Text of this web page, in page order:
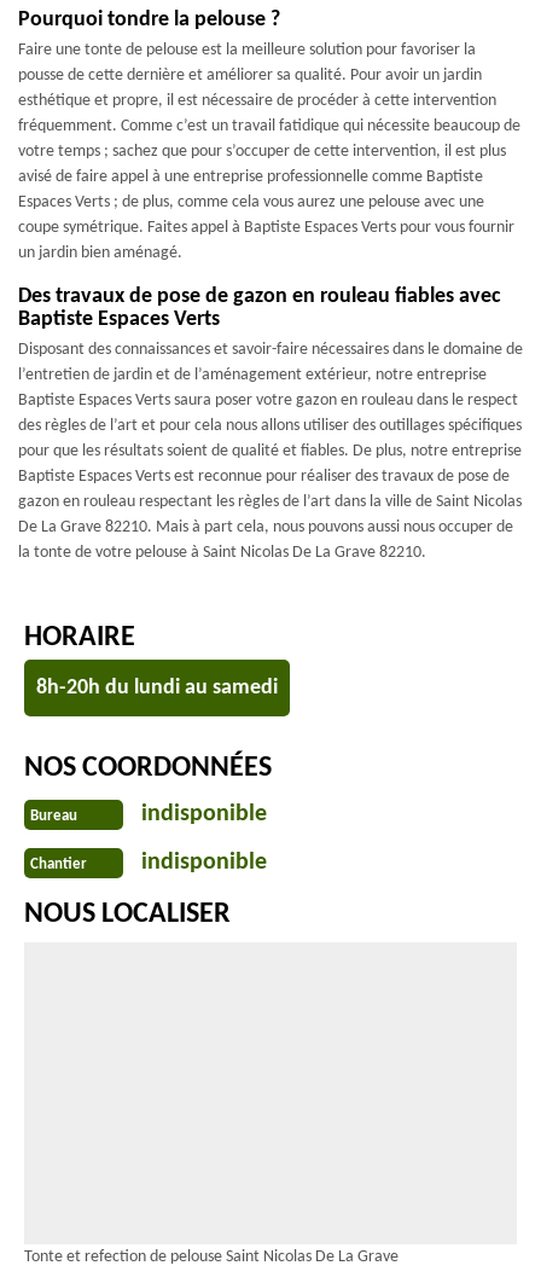
Pourquoi tondre la pelouse ?
Faire une tonte de pelouse est la meilleure solution pour favoriser la
pousse de cette dernière et améliorer sa qualité. Pour avoir un jardin
esthétique et propre, il est nécessaire de procéder à cette intervention
fréquemment. Comme c’est un travail fatidique qui nécessite beaucoup de
votre temps ; sachez que pour s’occuper de cette intervention, il est plus
avisé de faire appel à une entreprise professionnelle comme Baptiste
Espaces Verts ; de plus, comme cela vous aurez une pelouse avec une
coupe symétrique. Faites appel à Baptiste Espaces Verts pour vous fournir
un jardin bien aménagé.
Des travaux de pose de gazon en rouleau fiables avec
Baptiste Espaces Verts
Disposant des connaissances et savoir-faire nécessaires dans le domaine de
l’entretien de jardin et de l’aménagement extérieur, notre entreprise
Baptiste Espaces Verts saura poser votre gazon en rouleau dans le respect
des règles de l’art et pour cela nous allons utiliser des outillages spécifiques
pour que les résultats soient de qualité et fiables. De plus, notre entreprise
Baptiste Espaces Verts est reconnue pour réaliser des travaux de pose de
gazon en rouleau respectant les règles de l’art dans la ville de Saint Nicolas
De La Grave 82210. Mais à part cela, nous pouvons aussi nous occuper de
la tonte de votre pelouse à Saint Nicolas De La Grave 82210.
HORAIRE
8h-20h du lundi au samedi
NOS COORDONNÉES
Bureau indisponible
Chantier indisponible
NOUS LOCALISER
Tonte et refection de pelouse Saint Nicolas De La Grave